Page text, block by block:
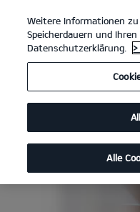
Weitere Informationen
Speicherdauern und
Datenschutzerklärung.
Alle